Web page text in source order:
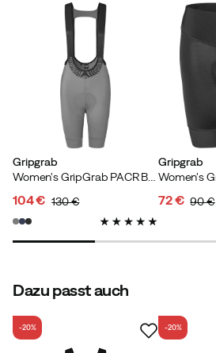
Gripgrab
discounted
104 €
original
130 €
Gripgrab
72 € 90 €
Dazu passt auch
-20% -20%